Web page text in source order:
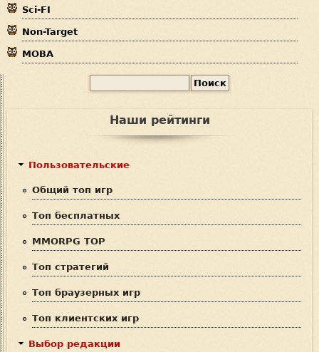
Sci-FI
Non-Target
MOBA
Наши рейтинги
Пользовательские
Общий топ игр
Топ бесплатных
MMORPG TOP
Топ стратегий
Топ браузерных игр
Топ клиентских игр
Выбор редакции